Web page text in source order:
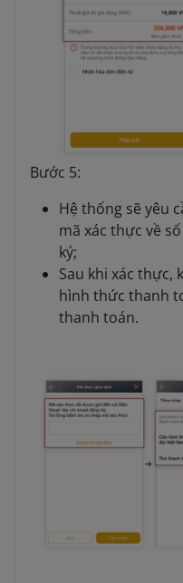
Bước 5:
Hệ thống sẽ yêu
mã xác thực về
ký;
Sau khi xác thực,
hình thức thanh
thanh toán.